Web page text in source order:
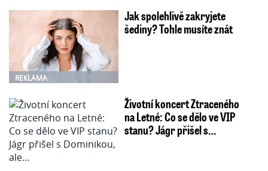
REKLAMA
Jak spolehlivě zakryjete
šediny? Tohle musíte znát
Životní koncert Ztraceného
na Letné: Co se dělo ve VIP
stanu? Jágr přišel s…